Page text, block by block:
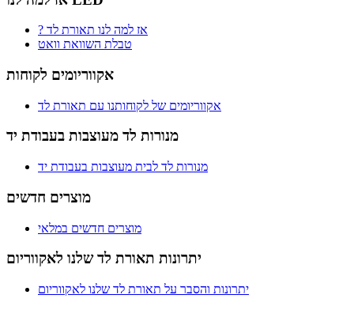
? אז למה לנו תאורת לד
טבלת השוואת וואט
אקווריומים לקוחות
אקווריומים של לקוחותנו עם תאורת לד
מנורות לד מעוצבות בעבודת יד
מנורות לד לבית מעוצבות בעבודת יד
מוצרים חדשים
מוצרים חדשים במלאי
יתרונות תאורת לד שלנו לאקווריום
יתרונות והסבר על תאורת לד שלנו לאקווריום